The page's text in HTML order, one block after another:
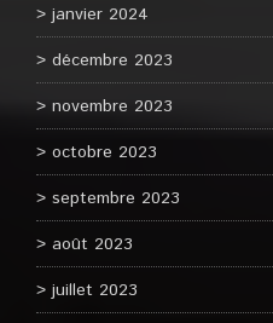
janvier 2024
décembre 2023
novembre 2023
octobre 2023
septembre 2023
août 2023
juillet 2023